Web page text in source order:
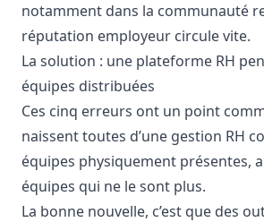
notamment dans la communauté
réputation employeur circule vite.
La solution : une plateforme RH
équipes distribuées
Ces cinq erreurs ont un point
naissent toutes d’une gestion RH
équipes physiquement présentes,
équipes qui ne le sont plus.
La bonne nouvelle, c’est que des